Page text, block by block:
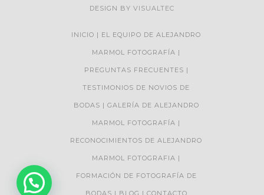
DESIGN BY VISUALTEC
INICIO EL EQUIPO DE ALEJANDRO
MARMOL FOTOGRAFÍA
PREGUNTAS FRECUENTES
TESTIMONIOS DE NOVIOS DE
BODAS GALERÍA DE ALEJANDRO
MARMOL FOTOGRAFÍA
RECONOCIMIENTOS DE ALEJANDRO
MARMOL FOTOGRAFIA
FORMACIÓN DE FOTOGRAFÍA DE
BODAS BLOG CONTACTO